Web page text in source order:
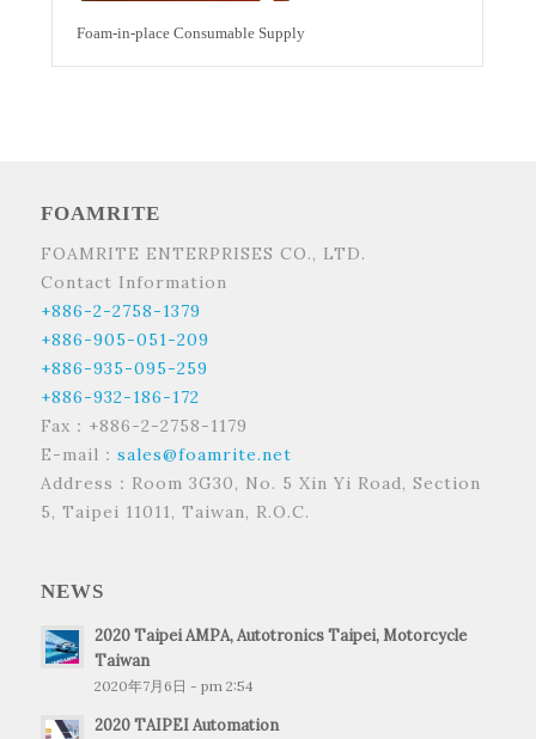
Foam-in-place Consumable Supply
FOAMRITE
FOAMRITE ENTERPRISES CO., LTD.
Contact Information
+886-2-2758-1379
+886-905-051-209
+886-935-095-259
+886-932-186-172
Fax：+886-2-2758-1179
E-mail： sales@foamrite.net
Address：Room 3G30, No. 5 Xin Yi Road, Section
5, Taipei 11011, Taiwan, R.O.C.
NEWS
2020 Taipei AMPA, Autotronics Taipei, Motorcycle
Taiwan
2020年7月6日 - pm 2:54
2020 TAIPEI Automation